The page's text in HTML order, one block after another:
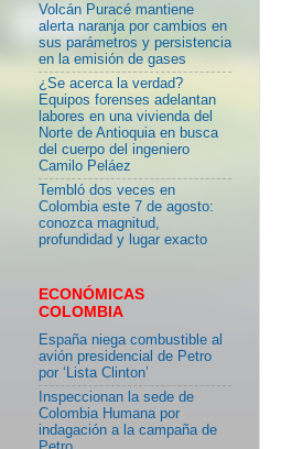
Volcán Puracé mantiene
alerta naranja por cambios en
sus parámetros y persistencia
en la emisión de gases
¿Se acerca la verdad?
Equipos forenses adelantan
labores en una vivienda del
Norte de Antioquia en busca
del cuerpo del ingeniero
Camilo Peláez
Tembló dos veces en
Colombia este 7 de agosto:
conozca magnitud,
profundidad y lugar exacto
ECONÓMICAS
COLOMBIA
España niega combustible al
avión presidencial de Petro
por ‘Lista Clinton’
Inspeccionan la sede de
Colombia Humana por
indagación a la campaña de